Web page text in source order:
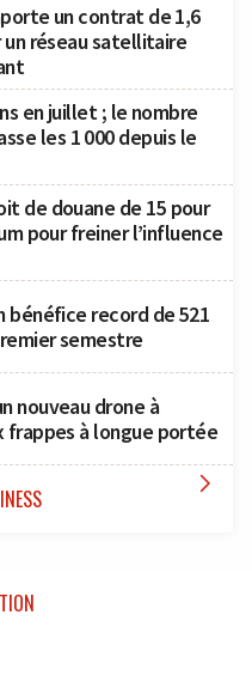
un contrat de 1,6
un réseau satellitaire
en juillet ; le nombre
les 1 000 depuis le
de douane de 15 pour
pour freiner l’influence
bénéfice record de 521
semestre
nouveau drone à
frappes à longue portée
